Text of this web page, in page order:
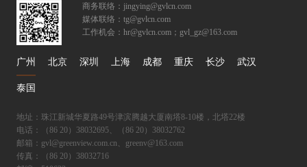
商务联络：jingying@gvlcn.com
媒体联络：tg@gvlcn.com
工作机会：hr@gvlcn.com；gvl_gz@163.com
广州 北京 深圳 上海 成都 重庆 长沙 武汉
泰国
地址：珠江新城华夏路49号津滨腾越大厦南塔8-10楼，北塔22楼
电话：（86 20）38032695、（86 20）38032762
邮箱：gvl@greenview.com.cn、greenv@163.com
传真：（86 20）38032716